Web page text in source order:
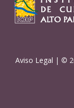
Aviso Legal | ©